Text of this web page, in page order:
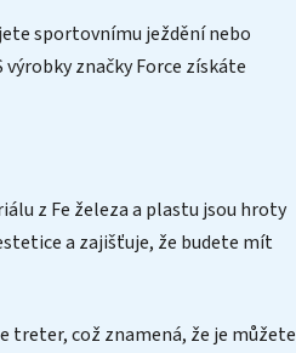
sportovnímu ježdění nebo
značky Force získáte
z Fe železa a plastu jsou hroty
a zajišťuje, že budete mít
treter, což znamená, že je můžete